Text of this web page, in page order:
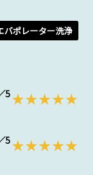
バポレーター洗浄
5
5